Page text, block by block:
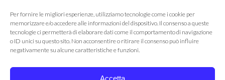
Per fornire le migliori esperienze, utilizziamo tecnologie come i cookie per
memorizzare e/o accedere alle informazioni del dispositivo. Il consenso a queste
tecnologie ci permetterà di elaborare dati come il comportamento di navigazione
o ID unici su questo sito. Non acconsentire o ritirare il consenso può influire
negativamente su alcune caratteristiche e funzioni.
Accetta
Pieve Santo Stefano AR